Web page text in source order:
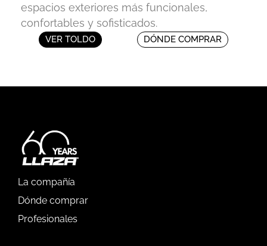
espacios exteriores más funcionales,
confortables y sofisticados.
VER TOLDO DÓNDE COMPRAR
La compañía
Dónde comprar
Profesionales